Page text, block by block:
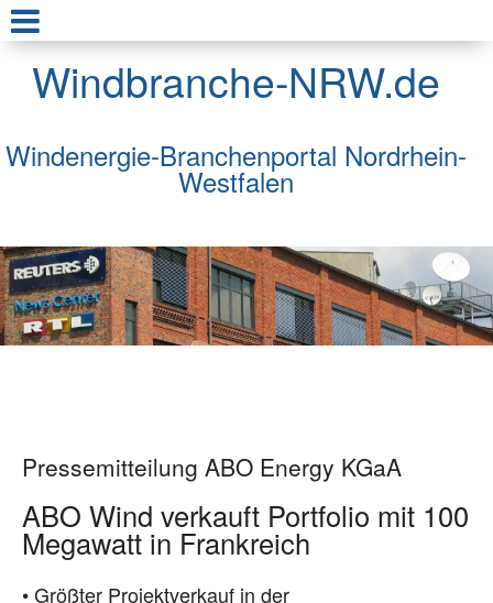
Windbranche-NRW.de
Windenergie-Branchenportal Nordrhein-
Westfalen
Pressemitteilung ABO Energy KGaA
ABO Wind verkauft Portfolio mit 100
Megawatt in Frankreich
• Größter Projektverkauf in der